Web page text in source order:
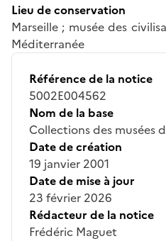
Lieu de conservation
Marseille ; musée des
Méditerranée
Référence de la notice
5002E004562
Nom de la base
Collections des musées
Date de création
19 janvier 2001
Date de mise à jour
23 février 2026
Rédacteur de la notice
Frédéric Maguet